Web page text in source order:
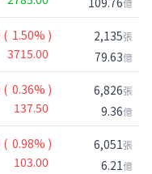
億
( 1.50% )
3715.00
2,135張
79.63億
( 0.36% )
137.50
6,826張
9.36億
( 0.98% )
103.00
6,051張
6.21億